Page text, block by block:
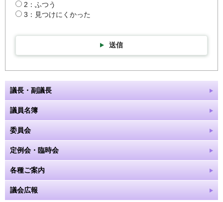
2：ふつう
3：見つけにくかった
送信
議長・副議長
議員名簿
委員会
定例会・臨時会
各種ご案内
議会広報